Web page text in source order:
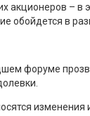
акционеров – в
обойдется в
форуме
изменения